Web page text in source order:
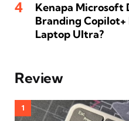
Kenapa Microsoft
Branding
Laptop Ultra?
Review